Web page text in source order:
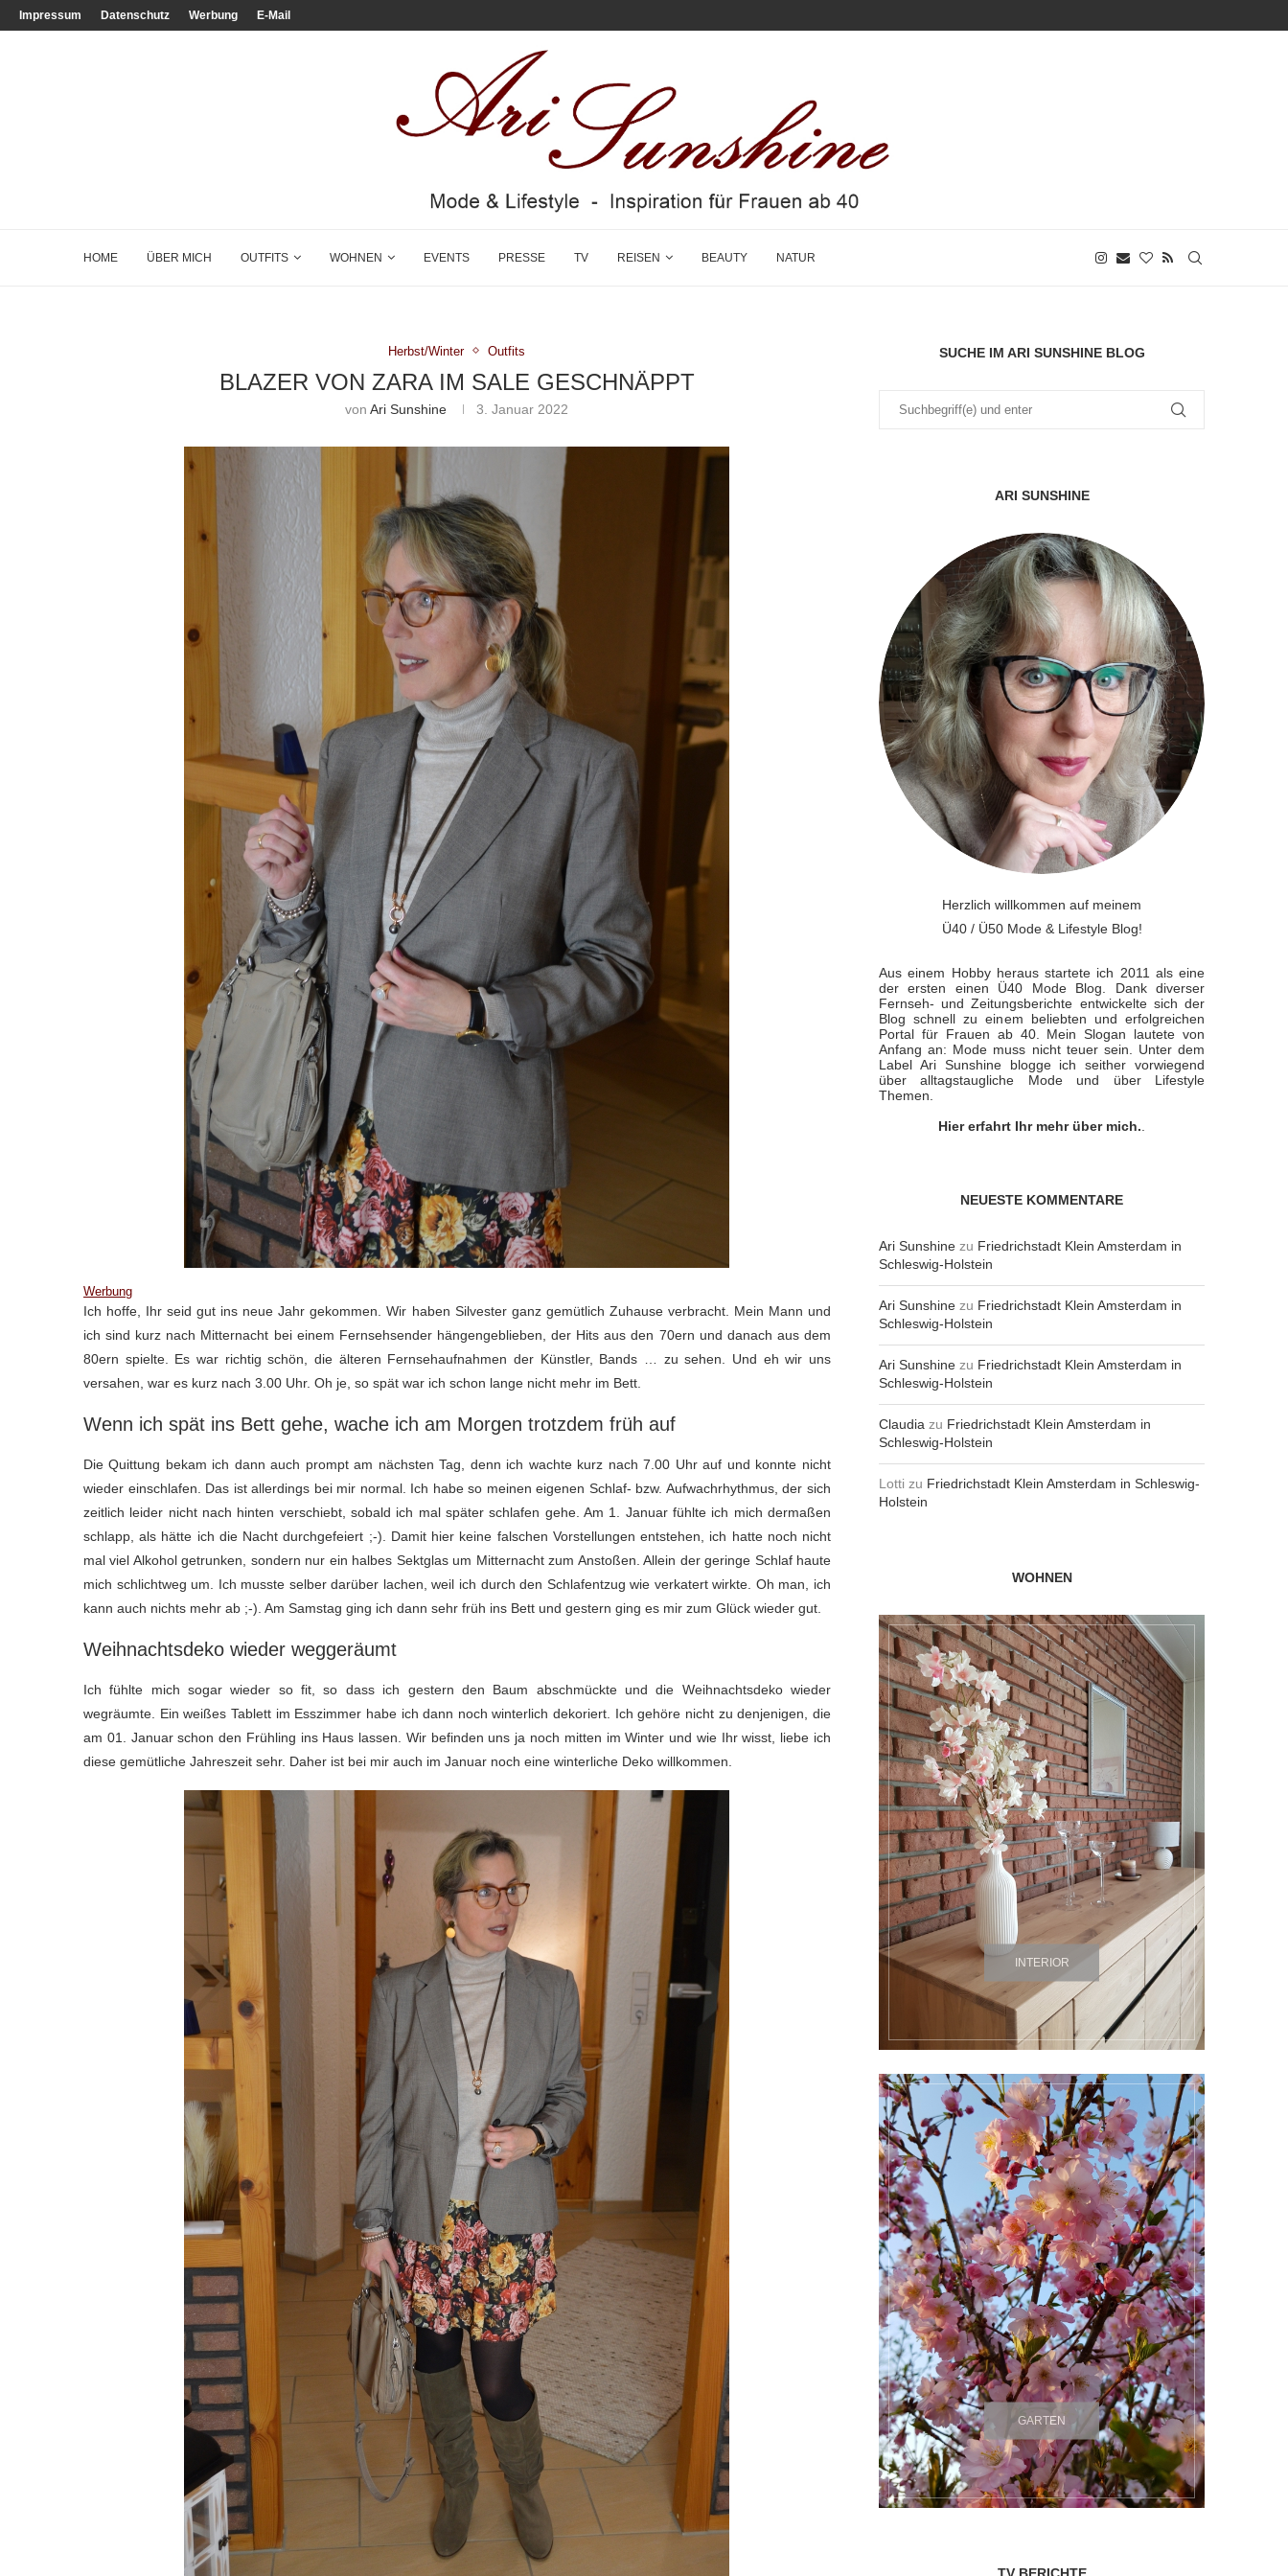
Impressum Datenschutz Werbung E-Mail
HOME ÜBER MICH OUTFITS WOHNEN EVENTS PRESSE TV REISEN BEAUTY NATUR
Herbst/Winter Outfits
BLAZER VON ZARA IM SALE GESCHNÄPPT
vonAri Sunshine 3. Januar 2022
Werbung
Ich hoffe, Ihr seid gut ins neue Jahr gekommen. Wir haben Silvester ganz gemütlich Zuhause verbracht. Mein Mann und
ich sind kurz nach Mitternacht bei einem Fernsehsender hängengeblieben, der Hits aus den 70ern und danach aus dem
80ern spielte. Es war richtig schön, die älteren Fernsehaufnahmen der Künstler, Bands … zu sehen. Und eh wir uns
versahen, war es kurz nach 3.00 Uhr. Oh je, so spät war ich schon lange nicht mehr im Bett.
Wenn ich spät ins Bett gehe, wache ich am Morgen trotzdem früh auf
Die Quittung bekam ich dann auch prompt am nächsten Tag, denn ich wachte kurz nach 7.00 Uhr auf und konnte nicht
wieder einschlafen. Das ist allerdings bei mir normal. Ich habe so meinen eigenen Schlaf- bzw. Aufwachrhythmus, der sich
zeitlich leider nicht nach hinten verschiebt, sobald ich mal später schlafen gehe. Am 1. Januar fühlte ich mich dermaßen
schlapp, als hätte ich die Nacht durchgefeiert ;-). Damit hier keine falschen Vorstellungen entstehen, ich hatte noch nicht
mal viel Alkohol getrunken, sondern nur ein halbes Sektglas um Mitternacht zum Anstoßen. Allein der geringe Schlaf haute
mich schlichtweg um. Ich musste selber darüber lachen, weil ich durch den Schlafentzug wie verkatert wirkte. Oh man, ich
kann auch nichts mehr ab ;-). Am Samstag ging ich dann sehr früh ins Bett und gestern ging es mir zum Glück wieder gut.
Weihnachtsdeko wieder weggeräumt
Ich fühlte mich sogar wieder so fit, so dass ich gestern den Baum abschmückte und die Weihnachtsdeko wieder
wegräumte. Ein weißes Tablett im Esszimmer habe ich dann noch winterlich dekoriert. Ich gehöre nicht zu denjenigen, die
am 01. Januar schon den Frühling ins Haus lassen. Wir befinden uns ja noch mitten im Winter und wie Ihr wisst, liebe ich
diese gemütliche Jahreszeit sehr. Daher ist bei mir auch im Januar noch eine winterliche Deko willkommen.
SUCHE IM ARI SUNSHINE BLOG
ARI SUNSHINE
Herzlich willkommen auf meinem
Ü40 / Ü50 Mode & Lifestyle Blog!
Aus einem Hobby heraus startete ich 2011 als eine
der ersten einen Ü40 Mode Blog. Dank diverser
Fernseh- und Zeitungsberichte entwickelte sich der
Blog schnell zu einem beliebten und erfolgreichen
Portal für Frauen ab 40. Mein Slogan lautete von
Anfang an: Mode muss nicht teuer sein. Unter dem
Label Ari Sunshine blogge ich seither vorwiegend
über alltagstaugliche Mode und über Lifestyle
Themen.
Hier erfahrt Ihr mehr über mich..
NEUESTE KOMMENTARE
Ari Sunshine zu Friedrichstadt Klein Amsterdam in
Schleswig-Holstein
Ari Sunshine zu Friedrichstadt Klein Amsterdam in
Schleswig-Holstein
Ari Sunshine zu Friedrichstadt Klein Amsterdam in
Schleswig-Holstein
Claudia zu Friedrichstadt Klein Amsterdam in
Schleswig-Holstein
Lotti zu Friedrichstadt Klein Amsterdam in Schleswig-
Holstein
WOHNEN
INTERIOR
GARTEN